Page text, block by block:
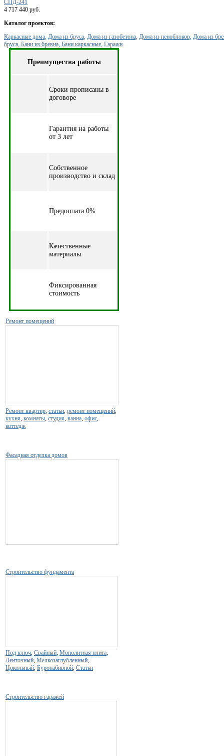
СПД-241
4 717 440 руб.
Каталог проектов:
Каркасные дома, Дома из бруса, Дома из газобетона, Дома из пеноблоков, Дома из
бруса, Бани из бревна, Бани каркасные, Гаражи
Преимущества работы
Cроки прописаны в
договоре
Гарантия на работы
от 3 лет
Собственное
производство и склад
Предоплата 0%
Качественные
материалы
Фиксированная
стоимость
Ремонт помещений
Ремонт квартир статьи ремонт помещений
кухня комнаты студия ванна офис
коттедж
Фасадная отделка домов
Строительство фундамента
Под ключ Свайный Монолитная плита
Ленточный Мелкозаглубленный
Цокольный Буронабивной Статьи
Строительство гаражей